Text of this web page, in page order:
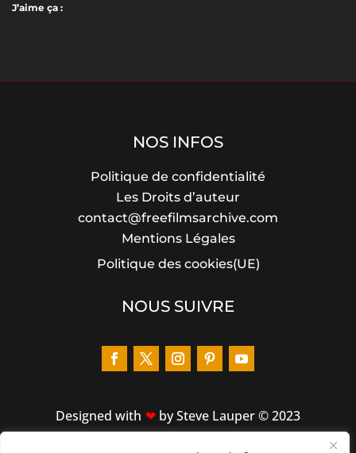
J’aime ça :
NOS INFOS
Politique de confidentialité
Les Droits d’auteur
contact@freefilmsarchive.com
Mentions Légales
Politique des cookies(UE)
NOUS SUIVRE
Designed with by Steve Lauper © 2023